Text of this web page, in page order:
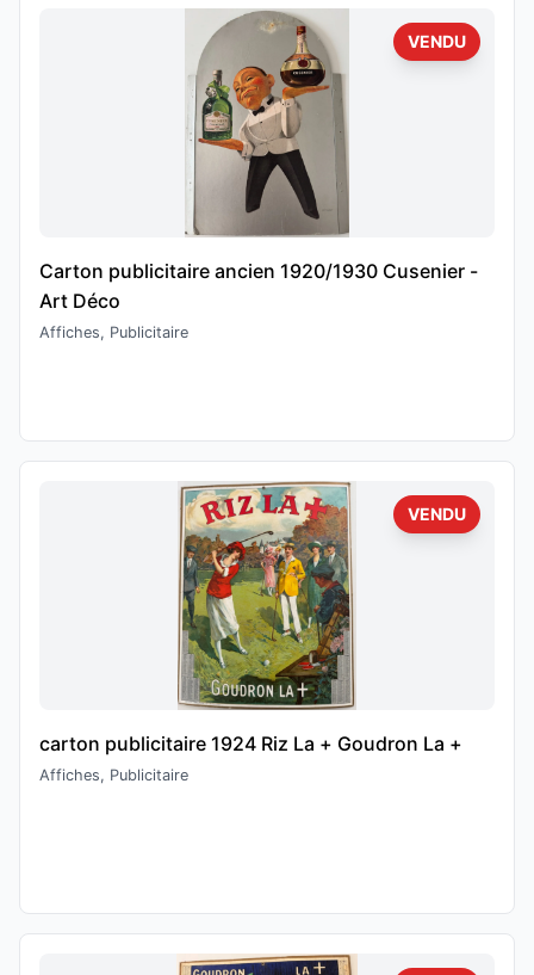
VENDU
Carton publicitaire ancien 1920/1930 Cusenier -
Art Déco
Affiches, Publicitaire
VENDU
carton publicitaire 1924 Riz La + Goudron La +
Affiches, Publicitaire